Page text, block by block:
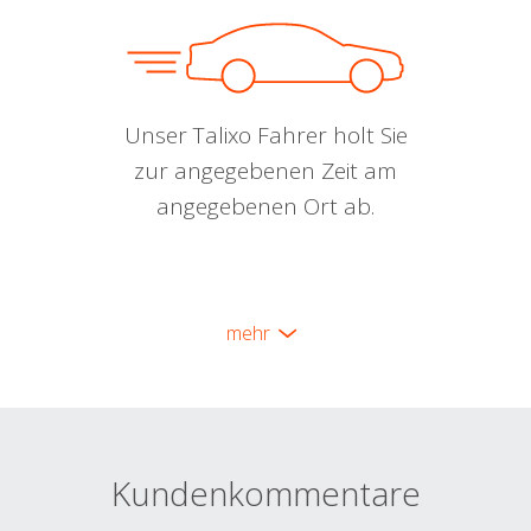
Unser Talixo Fahrer holt Sie
zur angegebenen Zeit am
angegebenen Ort ab.
mehr
Kundenkommentare